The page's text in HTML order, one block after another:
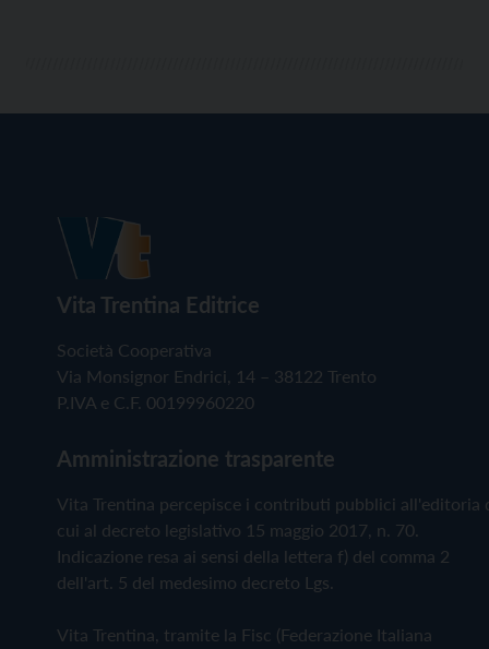
Vita Trentina Editrice
Società Cooperativa
Via Monsignor Endrici, 14 – 38122 Trento
P.IVA e C.F. 00199960220
Amministrazione trasparente
Vita Trentina percepisce i contributi pubblici all'editoria
cui al decreto legislativo 15 maggio 2017, n. 70.
Indicazione resa ai sensi della lettera f) del comma 2
dell'art. 5 del medesimo decreto Lgs.
Vita Trentina, tramite la Fisc (Federazione Italiana